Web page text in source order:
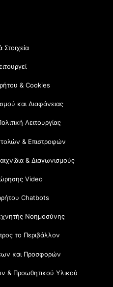
Στοιχεία
& Cookies
και Διαφάνειας
Λειτουργίας
& Επιστροφών
& Διαγωνισμούς
Video
Chatbots
Νοημοσύνης
το Περιβάλλον
και Προσφορών
& Προωθητικού Υλικού